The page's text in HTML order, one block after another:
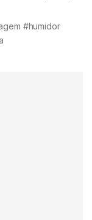
#humidor